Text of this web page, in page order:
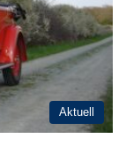
Aktuell